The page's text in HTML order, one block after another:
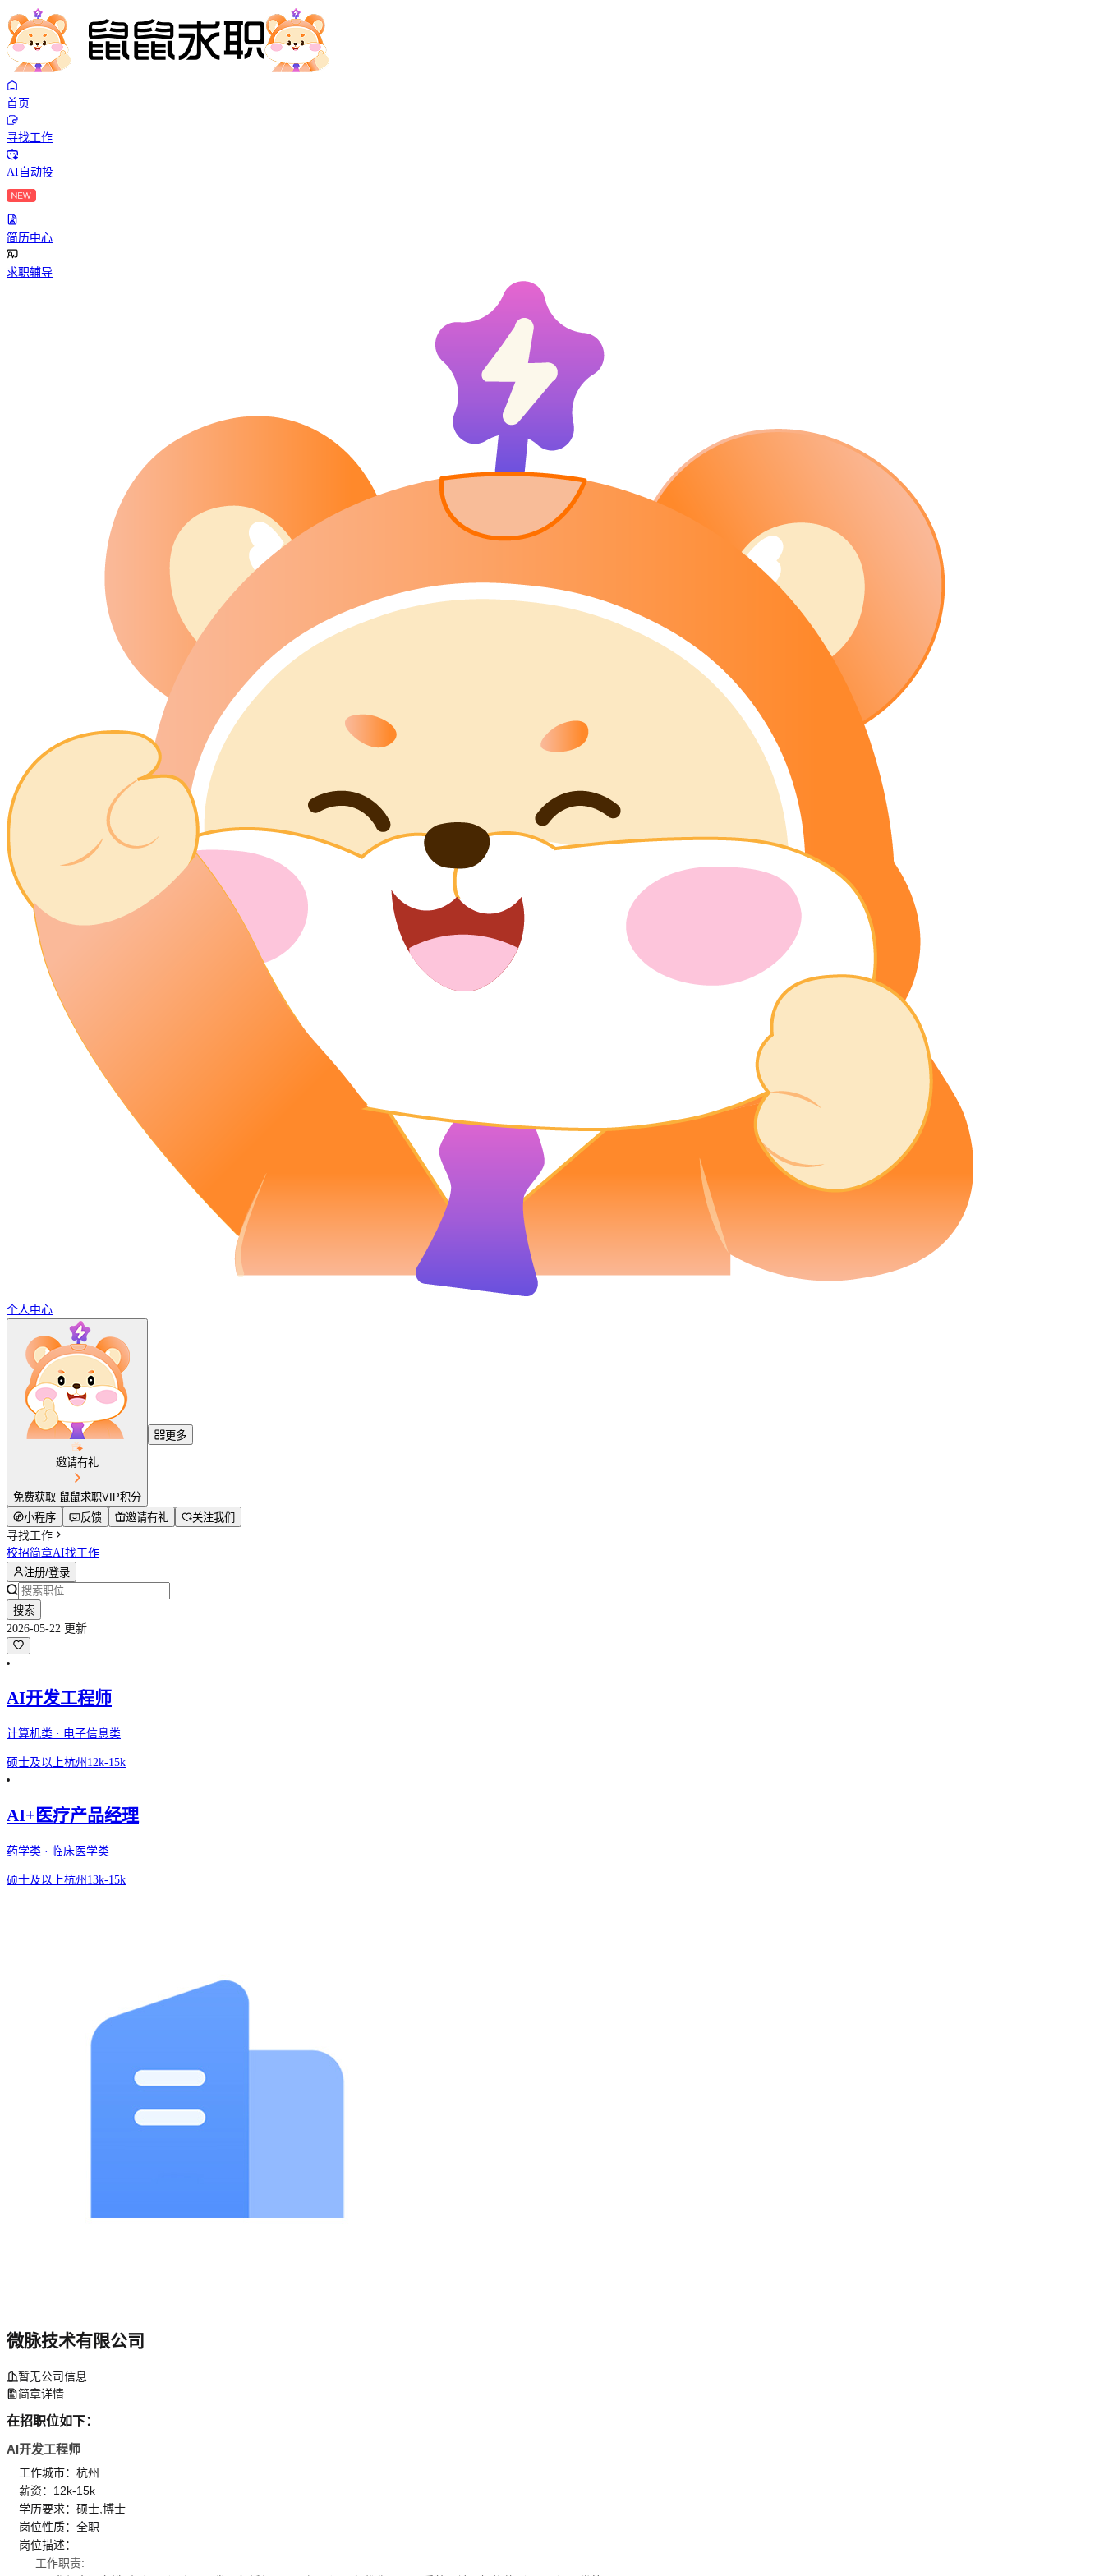
首页
寻找工作
AI自动投
简历中心
求职辅导
个人中心
邀请有礼
免费获取 鼠鼠求职VIP积分
更多
小程序 反馈 邀请有礼
关注我们
寻找工作
校招简章AI找工作
注册/登录
搜索
2026-05-22 更新
AI开发工程师
计算机类 · 电子信息类
硕士及以上杭州 12k-15k
AI+医疗产品经理
药学类 · 临床医学类
硕士及以上杭州 13k-15k
微脉技术有限公司
暂无公司信息
简章详情
在招职位如下：
AI开发工程师
工作城市：杭州
薪资：12k-15k
学历要求：硕士,博士
岗位性质：全职
岗位描述：
工作职责: